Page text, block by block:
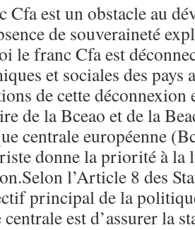
Cfa est un obstacle au
de souveraineté
le franc Cfa est
et sociales des pays
de cette déconnexion
de la Bceao et de la
centrale européenne
donne la priorité à la
l’Article 8 des
principal de la
centrale est d’assurer la